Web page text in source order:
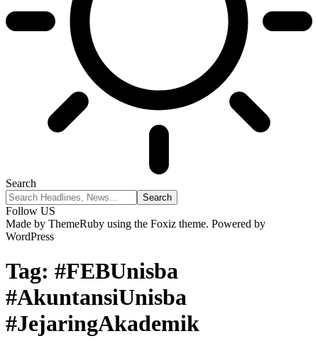
Search
Follow US
Made by ThemeRuby using the Foxiz theme. Powered by
WordPress
Tag: #FEBUnisba
#AkuntansiUnisba
#JejaringAkademik